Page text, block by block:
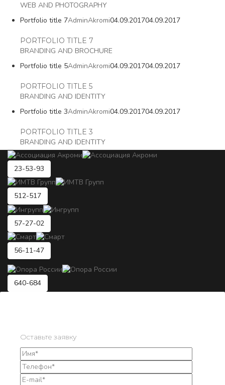
WEB AND PHOTOGRAPHY
Portfolio title 7AdminAkromi04.09.201704.09.2017
PORTFOLIO TITLE 7
BRANDING AND BROCHURE
Portfolio title 5AdminAkromi04.09.201704.09.2017
PORTFOLIO TITLE 5
BRANDING AND IDENTITY
Portfolio title 3AdminAkromi04.09.201704.09.2017
PORTFOLIO TITLE 3
BRANDING AND IDENTITY
23-53-93
512-517
57-27-02
56-11-47
640-684
Оставьте заявку